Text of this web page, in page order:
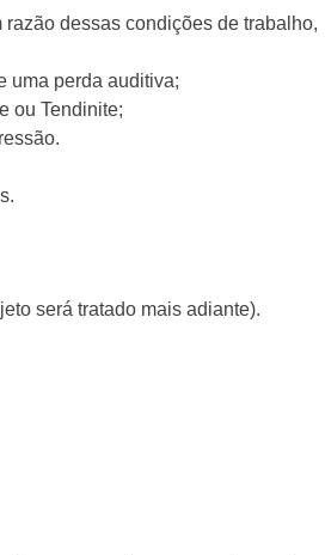
dessas condições de trabalho,
uma perda auditiva;
ou Tendinite;
será tratado mais adiante).